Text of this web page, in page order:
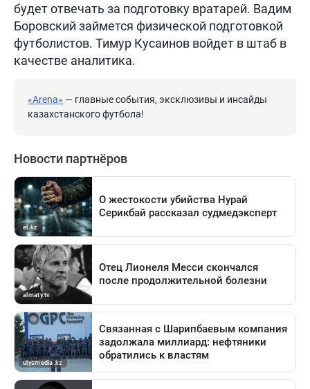
будет отвечать за подготовку вратарей. Вадим
Боровский займется физической подготовкой
футболистов. Тимур Кусаинов войдет в штаб в
качестве аналитика.
«Arena» — главные события, эксклюзивы и инсайды
казахстанского футбола!